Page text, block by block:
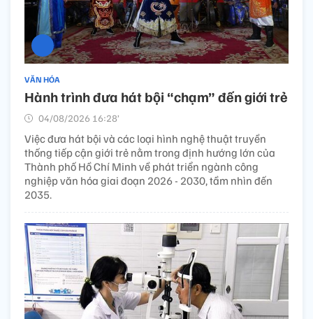
VĂN HÓA
Hành trình đưa hát bội “chạm” đến giới trẻ
04/08/2026 16:28’
Việc đưa hát bội và các loại hình nghệ thuật truyền
thống tiếp cận giới trẻ nằm trong định hướng lớn của
Thành phố Hồ Chí Minh về phát triển ngành công
nghiệp văn hóa giai đoạn 2026 - 2030, tầm nhìn đến
2035.